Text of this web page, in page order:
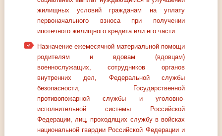
жилищных условий гражданам на уплату
первоначального взноса при получении
ипотечного жилищного кредита или его части
Назначение ежемесячной материальной помощи
родителям и вдовам (вдовцам)
военнослужащих, сотрудников органов
внутренних дел, Федеральной службы
безопасности, Государственной
противопожарной службы и уголовно-
исполнительной системы Российской
Федерации, лиц, проходящих службу в войсках
национальной гвардии Российской Федерации и